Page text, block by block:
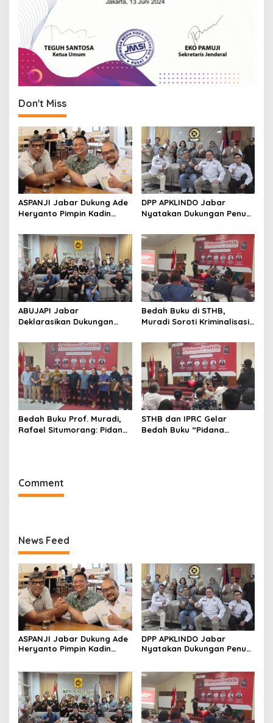
Don't Miss
ASPANJI Jabar Dukung Ade
Heryanto Pimpin Kadin
2026–2031
DPP APKLINDO Jabar
Nyatakan Dukungan Penuh
Muskot Kadin Kota
Bandung
ABUJAPI Jabar
Deklarasikan Dukungan
Muskot Kadin Kota
Bandung
Bedah Buku di STHB,
Muradi Soroti Kriminalisasi
Penegakan Hukum
Bedah Buku Prof. Muradi,
Rafael Situmorang: Pidana
STHB dan IPRC Gelar
Bedah Buku “Pidana
Comment
News Feed
ASPANJI Jabar Dukung Ade
Heryanto Pimpin Kadin
DPP APKLINDO Jabar
Nyatakan Dukungan Penuh
Bandung